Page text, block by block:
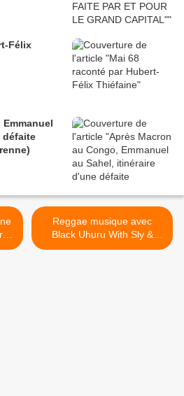
Félix
défaite
Reggae musique avec
Black Uhuru With Sly &
Robbie : Dubbin' It Live >